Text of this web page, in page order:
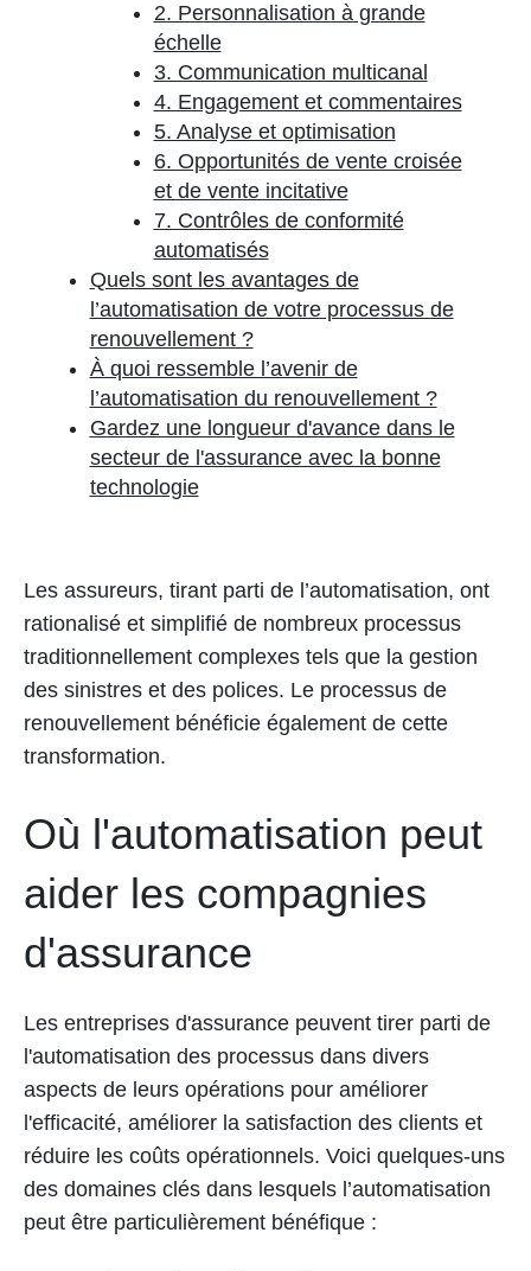
2. Personnalisation à grande
échelle
3. Communication multicanal
4. Engagement et commentaires
5. Analyse et optimisation
6. Opportunités de vente croisée
et de vente incitative
7. Contrôles de conformité
automatisés
Quels sont les avantages de
l’automatisation de votre processus de
renouvellement ?
À quoi ressemble l’avenir de
l’automatisation du renouvellement ?
Gardez une longueur d'avance dans le
secteur de l'assurance avec la bonne
technologie
Les assureurs, tirant parti de l’automatisation, ont
rationalisé et simplifié de nombreux processus
traditionnellement complexes tels que la gestion
des sinistres et des polices. Le processus de
renouvellement bénéficie également de cette
transformation.
Où l'automatisation peut
aider les compagnies
d'assurance
Les entreprises d'assurance peuvent tirer parti de
l'automatisation des processus dans divers
aspects de leurs opérations pour améliorer
l'efficacité, améliorer la satisfaction des clients et
réduire les coûts opérationnels. Voici quelques-uns
des domaines clés dans lesquels l’automatisation
peut être particulièrement bénéfique :